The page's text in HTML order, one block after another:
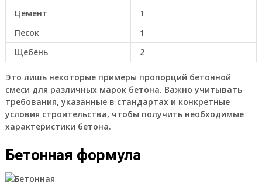
Цемент
1
Песок
1
Щебень
2
Это лишь некоторые примеры пропорций бетонной
смеси для различных марок бетона. Важно учитывать
требования, указанные в стандартах и конкретные
условия строительства, чтобы получить необходимые
характеристики бетона.
Бетонная формула